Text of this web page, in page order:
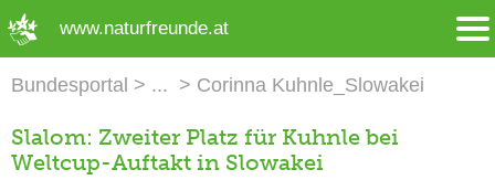
www.naturfreunde.at
Bundesportal Corinna Kuhnle_Slowakei
Slalom: Zweiter Platz für Kuhnle bei
Weltcup-Auftakt in Slowakei